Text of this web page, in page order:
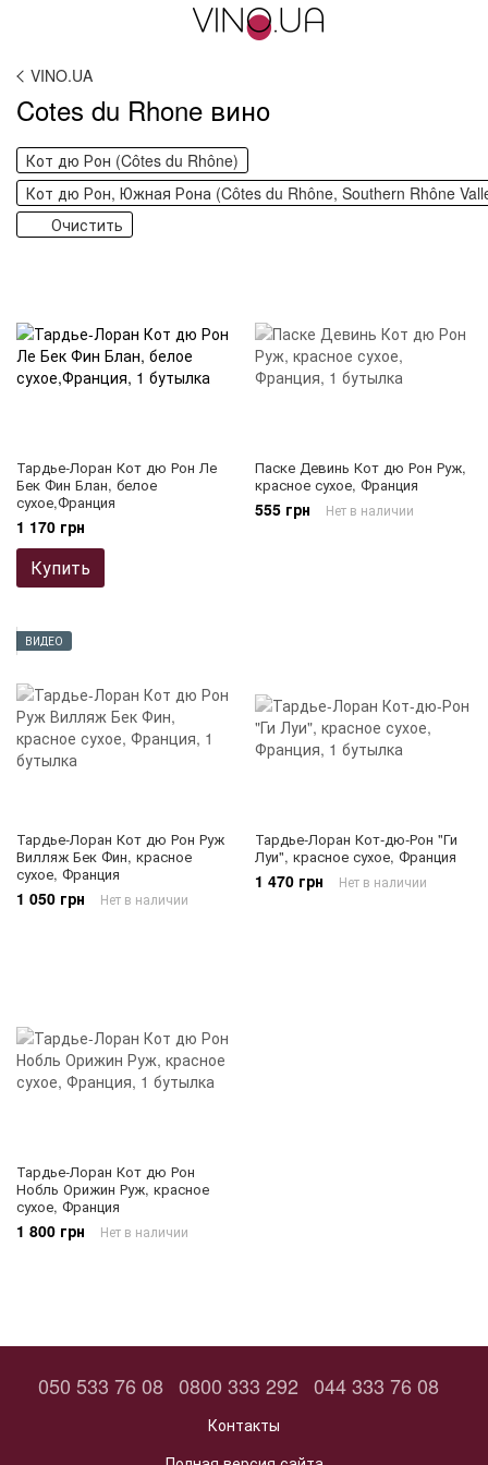
VINO.UA
Cotes du Rhone вино
Кот дю Рон (Côtes du Rhône)
Кот дю Рон, Южная Рона (Côtes du Rhône, Southern Rhône
Очистить
Тардье-Лоран Кот дю Рон Ле
Бек Фин Блан, белое
сухое,Франция
1 170 грн
Купить
Паске Девинь Кот дю Рон Руж,
красное сухое, Франция
555 грн Нет в наличии
ВИДЕО
Тардье-Лоран Кот дю Рон Руж
Вилляж Бек Фин, красное
сухое, Франция
1 050 грн Нет в наличии
Тардье-Лоран Кот-дю-Рон "Ги
Луи", красное сухое, Франция
1 470 грн Нет в наличии
Тардье-Лоран Кот дю Рон
Нобль Орижин Руж, красное
сухое, Франция
1 800 грн Нет в наличии
050 533 76 08 0800 333 292 044 333 76 08
Контакты